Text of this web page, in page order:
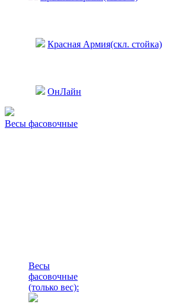
Красная Армия(скл. стойка)
ОнЛайн
Весы фасовочные
Весы
фасовочные
(только вес):